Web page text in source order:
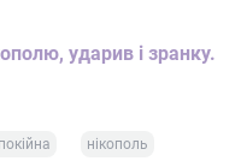
ударив і зранку.
нікополь